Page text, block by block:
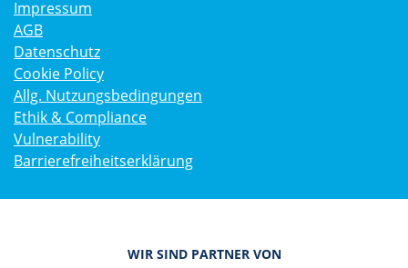
Impressum
AGB
Datenschutz
Cookie Policy
Allg. Nutzungsbedingungen
Ethik & Compliance
Vulnerability
Barrierefreiheitserklärung
WIR SIND PARTNER VON